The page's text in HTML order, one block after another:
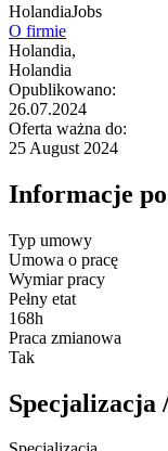
HolandiaJobs
O firmie
Holandia,
Holandia
Opublikowano:
26.07.2024
Oferta ważna do:
25 August 2024
Informacje
Typ umowy
Umowa o pracę
Wymiar pracy
Pełny etat
168h
Praca zmianowa
Tak
Specjalizacja